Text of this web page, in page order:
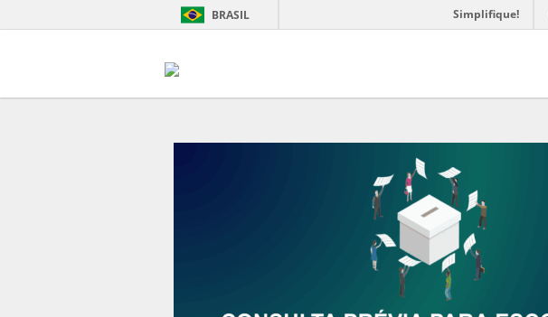
BRASIL Simplifique!